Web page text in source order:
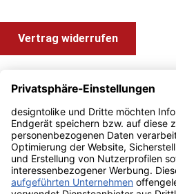
Vertrag widerrufen
Information und Impressum
Zahlung & Versand